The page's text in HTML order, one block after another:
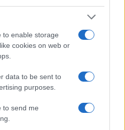
to enable storage
cookies on web or
data to be sent to
purposes.
to send me